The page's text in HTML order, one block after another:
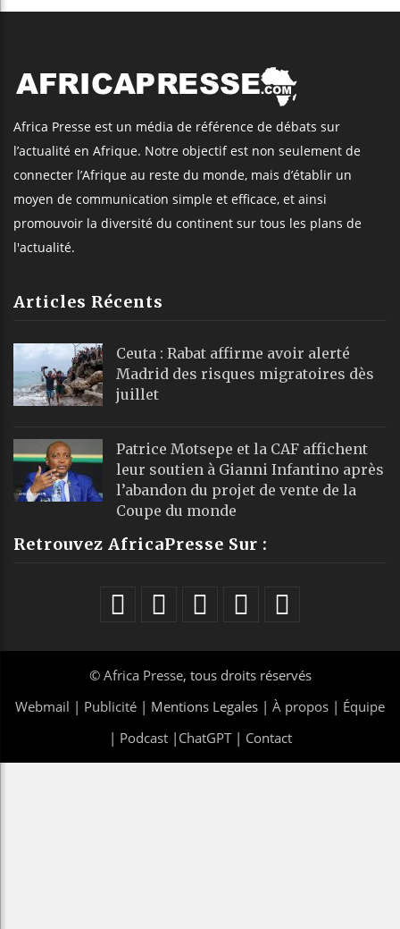
Africa Presse est un média de référence de débats sur
l’actualité en Afrique. Notre objectif est non seulement de
connecter l’Afrique au reste du monde, mais d’établir un
moyen de communication simple et efficace, et ainsi
promouvoir la diversité du continent sur tous les plans de
l'actualité.
Articles Récents
Ceuta : Rabat affirme avoir alerté
Madrid des risques migratoires dès
juillet
Patrice Motsepe et la CAF affichent
leur soutien à Gianni Infantino après
l’abandon du projet de vente de la
Coupe du monde
Retrouvez AfricaPresse Sur :
© Africa Presse, tous droits réservés
Webmail | Publicité | Mentions Legales | À propos | Équipe
| Podcast| ChatGPT| Contact